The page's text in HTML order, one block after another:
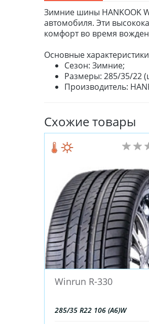
Зимние шины HANKOOK
автомобиля. Эти
комфорт во время
Основные
Сезон: Зимние;
Размеры: 285/35/22
Производитель:
Схожие товары
Winrun R-330
285/35 R22 106 (A6)W